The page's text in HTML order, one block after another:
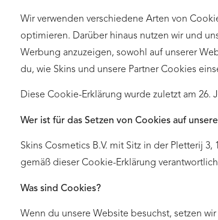
Wir verwenden verschiedene Arten von
optimieren. Darüber hinaus nutzen wir und
Werbung anzuzeigen, sowohl auf unserer
du, wie Skins und unsere Partner Cookies
Diese Cookie-Erklärung wurde zuletzt am 26.
Wer ist für das Setzen von Cookies auf
Skins Cosmetics B.V. mit Sitz in der Pletterij
gemäß dieser Cookie-Erklärung
Was sind Cookies?
Wenn du unsere Website besuchst, setzen